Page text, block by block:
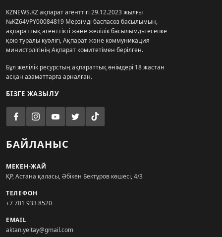
KZNEWS.KZ ақпарат агенттігі 29.12.2023 жылғы
№KZ64VPY00084819 Мерзімді баспасөз басылымын,
ақпараттық агенттікті және желілік басылымды есепке
қою туралы куәлігі, Ақпарат және коммуникация
министрлігінің Ақпарат комитетімен берілген.
Бұл желілік ресурстың ақпараттық өнімдері 18 жастан
асқан азаматтарға арналған.
БІЗГЕ ЖАЗЫЛУ
БАЙЛАНЫС
МЕКЕН-ЖАЙ
ҚР, Астана қаласы, Әбікен Бектұров көшесі, 4/3
ТЕЛЕФОН
+7 701 933 8520
EMAIL
aktan.yeltay@gmail.com